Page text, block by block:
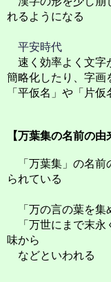
れるようになる
平安時代
速く効率よく文字
簡略化したり、字画
「平仮名」や「片
【万葉集の名前の由
「万葉集」の名前
られている
「万の言の葉を集
「万世にまで末永
味から
などといわれる